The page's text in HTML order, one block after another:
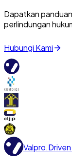
Dapatkan
perlindungan
Hubungi Kami
Valpro.